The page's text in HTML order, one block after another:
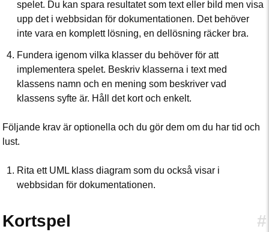
spelet. Du kan spara resultatet som text eller bild men visa
upp det i webbsidan för dokumentationen. Det behöver
inte vara en komplett lösning, en dellösning räcker bra.
Fundera igenom vilka klasser du behöver för att
implementera spelet. Beskriv klasserna i text med
klassens namn och en mening som beskriver vad
klassens syfte är. Håll det kort och enkelt.
Följande krav är optionella och du gör dem om du har tid och
lust.
Rita ett UML klass diagram som du också visar i
webbsidan för dokumentationen.
#
Kortspel